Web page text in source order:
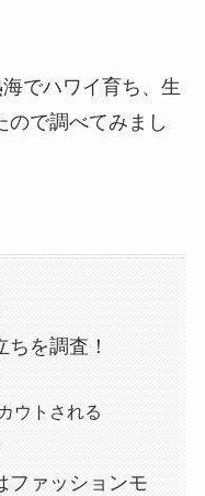
でハワイ育ち、生
ので調べてみまし
ちを調査！
ウトされる
ファッションモ